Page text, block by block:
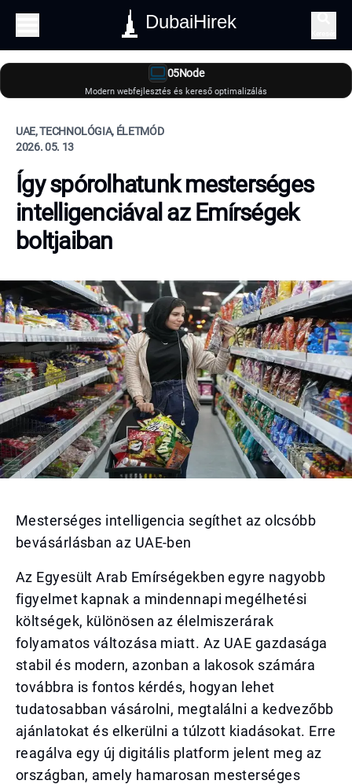
DubaiHirek
05Node
Modern webfejlesztés és kereső optimalizálás
UAE, TECHNOLÓGIA, ÉLETMÓD
2026. 05. 13
Így spórolhatunk mesterséges
intelligenciával az Emírségek
boltjaiban
Mesterséges intelligencia segíthet az olcsóbb
bevásárlásban az UAE-ben
Az Egyesült Arab Emírségekben egyre nagyobb
figyelmet kapnak a mindennapi megélhetési
költségek, különösen az élelmiszerárak
folyamatos változása miatt. Az UAE gazdasága
stabil és modern, azonban a lakosok számára
továbbra is fontos kérdés, hogyan lehet
tudatosabban vásárolni, megtalálni a kedvezőbb
ajánlatokat és elkerülni a túlzott kiadásokat. Erre
reagálva egy új digitális platform jelent meg az
országban, amely hamarosan mesterséges